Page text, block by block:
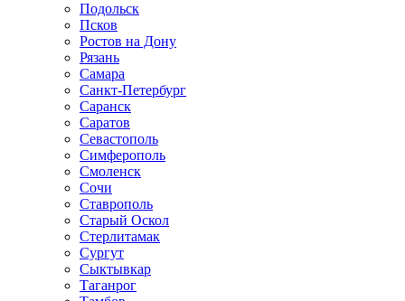
Подольск
Псков
Ростов на Дону
Рязань
Самара
Санкт-Петербург
Саранск
Саратов
Севастополь
Симферополь
Смоленск
Сочи
Ставрополь
Старый Оскол
Стерлитамак
Сургут
Сыктывкар
Таганрог